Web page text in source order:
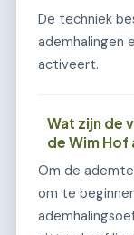
De techniek
ademhalingen
activeert.
Wat zijn de
de Wim
Om de
om te